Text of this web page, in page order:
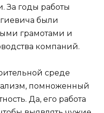
За годы работы
были
грамотами и
компаний.
среде
помноженный
Да, его работа